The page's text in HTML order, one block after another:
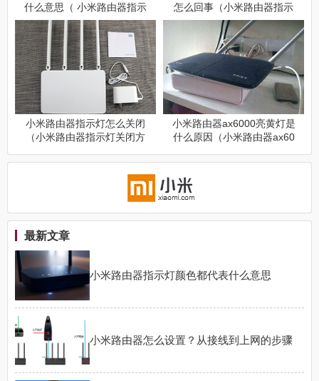
什么意思（ 小米路由器指示
灯一紫一蓝指什么）
怎么回事（小米路由器指示
灯只亮一个什么原因）
小米路由器指示灯怎么关闭
（小米路由器指示灯关闭方
小米路由器ax6000亮黄灯是
什么原因（小米路由器ax60
最新文章
小米路由器指示灯颜色都代表什么意思
小米路由器怎么设置？从接线到上网的步骤